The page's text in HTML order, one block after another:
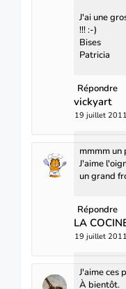
J'ai une
!!! :-)
Bises
Patricia
Répondre
vickyart
19 juillet
mmmm
J'aime
un grand
Répondre
LA
19 juillet
J'aime ces
À bientôt.